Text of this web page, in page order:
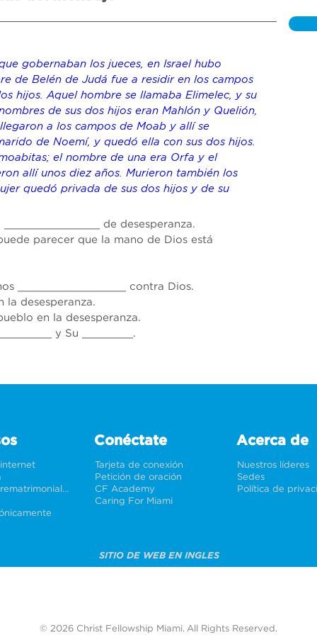
gobernaban los jueces, en Israel hubo
de Belén de Judá fue a residir en los campos
hijos. Aquel hombre se llamaba Elimelec, y su
de sus dos hijos eran Mahlón y Quelión,
a los campos de Moab y allí se
de Noemí, y quedó ella con sus dos hijos.
el nombre de una era Orfa y el
allí unos diez años. Murieron también los
quedó privada de sus dos hijos y de su
de desesperanza.
parecer que la mano de Dios está
_________________ contra Dios.
la desesperanza.
en la desesperanza.
y Su ________.
Bodas y prematrimoniales
Conéctate
Tarjeta de conexión
Petición de oración
CF Academy
Caring For Miami
Acerca de
Nuestros líderes
Sedes
Política de
SITIO DE WEB EN INGLES
© 2026 Christ Fellowship Miami. All Rights Reserved.